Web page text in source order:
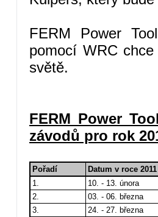
FERM Power
pomocí WRC
světě.
FERM Power
závodů pro rok
Pořadí
Datum v roce 2011
1.
10. - 13. února
2.
03. - 06. března
3.
24. - 27. března